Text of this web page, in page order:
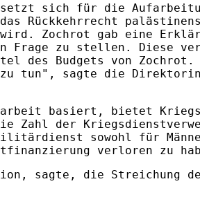
sich für die
Rückkehrrecht
Zochrot gab eine
zu stellen. Diese
des Budgets von
tun", sagte die
basiert, bietet
Zahl der
sowohl für
verloren zu
sagte, die